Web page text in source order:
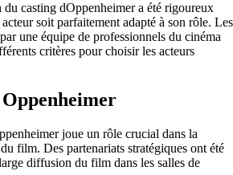
du casting dOppenheimer a été rigoureux
soit parfaitement adapté à son rôle. Les
une équipe de professionnels du cinéma
critères pour choisir les acteurs
joue un rôle crucial dans la
film. Des partenariats stratégiques ont été
diffusion du film dans les salles de